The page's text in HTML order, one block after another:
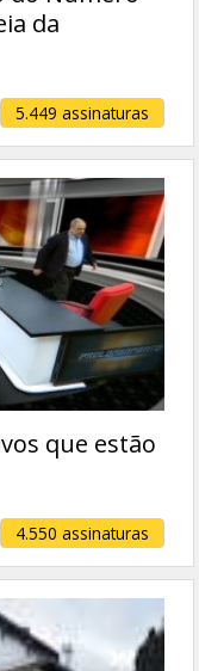
da
5.449 assinaturas
que estão
4.550 assinaturas